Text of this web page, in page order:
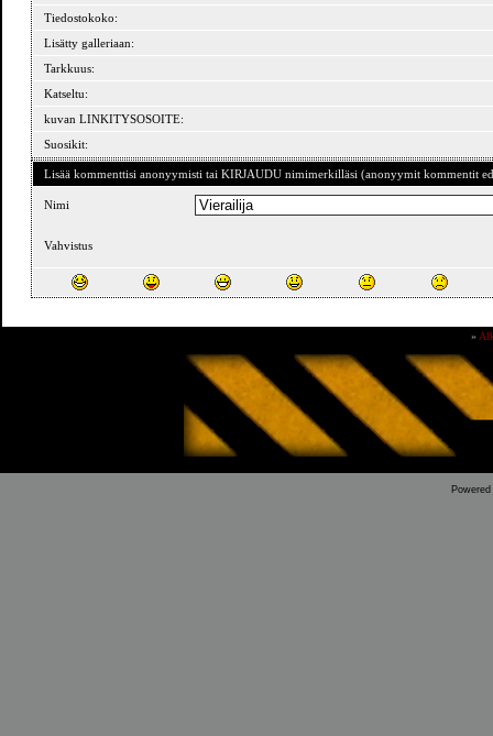
Tiedostokoko:
Lisätty galleriaan:
Tarkkuus:
Katseltu:
kuvan LINKITYSOSOITE:
Suosikit:
Lisää kommenttisi anonyymisti tai KIRJAUDU nimimerkilläsi (anonyymit kommentit
Nimi
Vahvistus
»